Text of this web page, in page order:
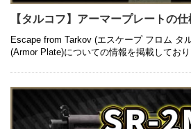
【タルコフ】アーマープレートの仕
Escape from Tarkov (エスケープ フロム タ
(Armor Plate)についての情報を掲載してお